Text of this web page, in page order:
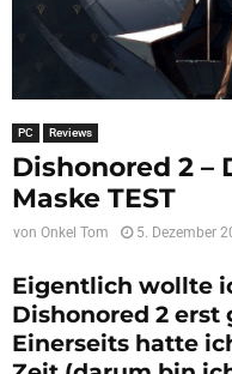
PC Reviews
Dishonored 2 –
Maske TEST
von Onkel Tom 5. Dezember
Eigentlich wollte
Dishonored 2 erst
Einerseits hatte